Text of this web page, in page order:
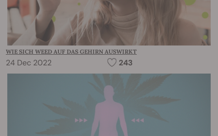
WIE SICH WEED AUF DAS GEHIRN AUSWIRKT
24 Dec 2022 243